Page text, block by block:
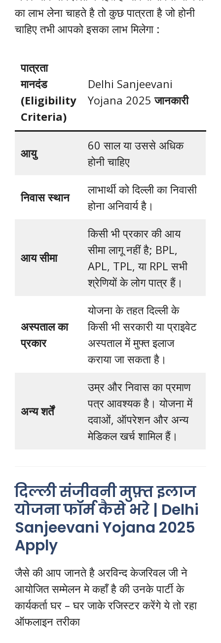
का लाभ लेना चाहते है तो कुछ पात्रता है जो होनी
चाहिए तभी आपको इसका लाभ मिलेगा :
पात्रता
मानदंड
(Eligibility
Criteria)
Delhi Sanjeevani
Yojana 2025जानकारी
आयु
60 साल या उससे अधिक
होनी चाहिए
निवास स्थान
लाभार्थी को दिल्ली का निवासी
होना अनिवार्य है।
आय सीमा
किसी भी प्रकार की आय
सीमा लागू नहीं है; BPL,
APL, TPL, या RPL सभी
श्रेणियों के लोग पात्र हैं।
अस्पताल का
प्रकार
योजना के तहत दिल्ली के
किसी भी सरकारी या प्राइवेट
अस्पताल में मुफ्त इलाज
कराया जा सकता है।
अन्य शर्तें
उम्र और निवास का प्रमाण
पत्र आवश्यक है। योजना में
दवाओं, ऑपरेशन और अन्य
मेडिकल खर्च शामिल हैं।
दिल्ली संजीवनी मुफ़्त इलाज
योजना फॉर्म कैसे भरे | Delhi
Sanjeevani Yojana 2025
Apply
जैसे की आप जानते है अरविन्द केजरिवल जी ने
आयोजित सम्मेलन मे कहाँ है की उनके पार्टी के
कार्यकर्ता घर – घर जाके रजिस्टर करेंगे ये तो रहा
ऑफलाइन तरीका